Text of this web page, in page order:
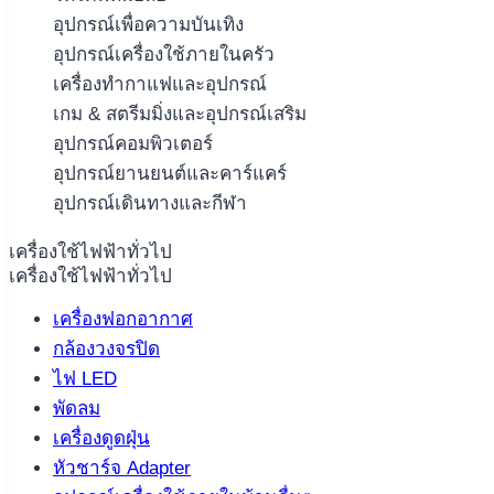
อุปกรณ์เพื่อความบันเทิง
อุปกรณ์เครื่องใช้ภายในครัว
เครื่องทำกาแฟและอุปกรณ์
เกม & สตรีมมิ่งและอุปกรณ์เสริม
อุปกรณ์คอมพิวเตอร์
อุปกรณ์ยานยนต์และคาร์แคร์
อุปกรณ์เดินทางและกีฬา
เครื่องใช้ไฟฟ้าทั่วไป
เครื่องใช้ไฟฟ้าทั่วไป
เครื่องฟอกอากาศ
กล้องวงจรปิด
ไฟ LED
พัดลม
เครื่องดูดฝุ่น
หัวชาร์จ Adapter